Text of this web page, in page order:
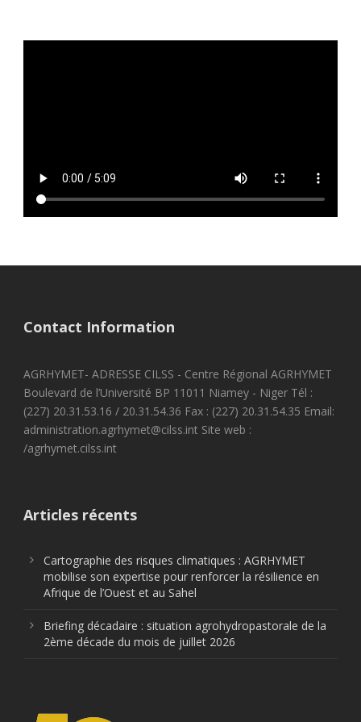
Contact Information
AGRHYMET- ADRESSE CILSS - Centre Régional AGRHYMET
Boulevard de l’Université BP 11011 Niamey - Niger Tél :
(227) 20.31.53.16 / 20.31.54.36 Fax : (227) 20.31.54.35 Email:
administration.agrhymet@cilss.int Site web :
/agrhymet.cilss.int
Articles récents
Cartographie des risques climatiques : AGRHYMET
mobilise son expertise pour renforcer la résilience en
Afrique de l’Ouest et au Sahel
Briefing décadaire : situation agrohydropastorale de la
2ème décade du mois de juillet 2026